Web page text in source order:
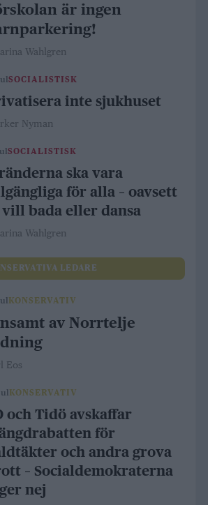
är ingen
Wahlgren
SOCIALISTISK
inte sjukhuset
Nyman
SOCIALISTISK
ska vara
för alla – oavsett
bada eller dansa
Wahlgren
LEDARE
KONSERVATIV
av Norrtelje
Eos
KONSERVATIV
och Tidö avskaffar
för
och andra grova
– Socialdemokraterna
nej